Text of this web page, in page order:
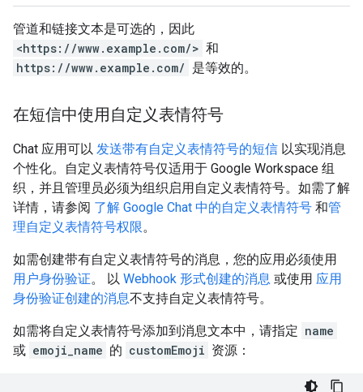
管道和链接文本是可选的，因此
<https://www.example.com/> 和
https://www.example.com/ 是等效的。
在短信中使用自定义表情符号
Chat 应用可以 发送带有自定义表情符号的短信 以实现消息
个性化。自定义表情符号仅适用于 Google Workspace 组
织，并且管理员必须为组织启用自定义表情符号。如需了解
详情，请参阅 了解 Google Chat 中的自定义表情符号 和管
理自定义表情符号权限。
如需创建带有自定义表情符号的消息，您的应用必须使用
用户身份验证。 以 Webhook 形式创建的消息 或使用 应用
身份验证创建的消息不支持自定义表情符号。
如需将自定义表情符号添加到消息文本中，请指定 name
或 emoji_name 的 customEmoji 资源：